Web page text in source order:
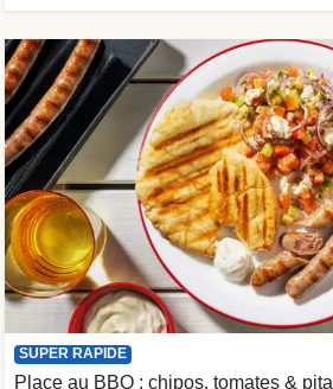
SUPER RAPIDE
Place au BBQ : chipos, tomates & pita